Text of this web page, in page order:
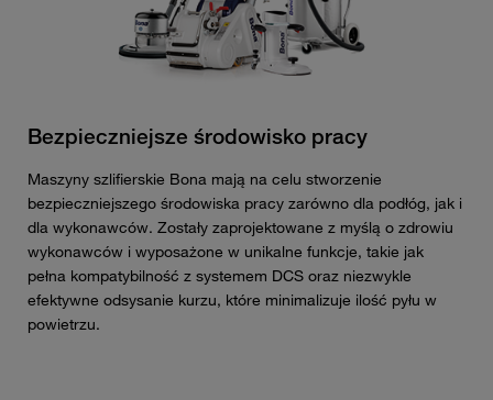
Bezpieczniejsze środowisko pracy
Maszyny szlifierskie Bona mają na celu stworzenie
bezpieczniejszego środowiska pracy zarówno dla podłóg, jak i
dla wykonawców. Zostały zaprojektowane z myślą o zdrowiu
wykonawców i wyposażone w unikalne funkcje, takie jak
pełna kompatybilność z systemem DCS oraz niezwykle
efektywne odsysanie kurzu, które minimalizuje ilość pyłu w
powietrzu.